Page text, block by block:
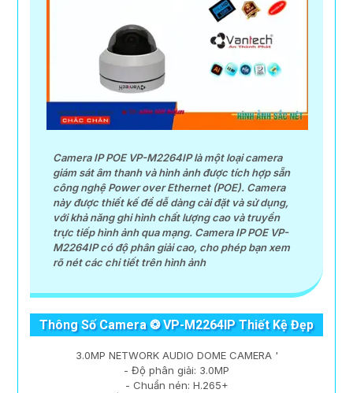
Camera IP POE VP-M2264IP là một loại camera
giám sát âm thanh và hình ảnh được tích hợp sẵn
công nghệ Power over Ethernet (POE). Camera
này được thiết kế để dễ dàng cài đặt và sử dụng,
với khả năng ghi hình chất lượng cao và truyền
trực tiếp hình ảnh qua mạng. Camera IP POE VP-
M2264IP có độ phân giải cao, cho phép bạn xem
rõ nét các chi tiết trên hình ảnh
Thông Số Camera ❂ VP-M2264IP Thiết Kệ Đẹp
3.0MP NETWORK AUDIO DOME CAMERA '
- Độ phân giải: 3.0MP
- Chuẩn nén: H.265+